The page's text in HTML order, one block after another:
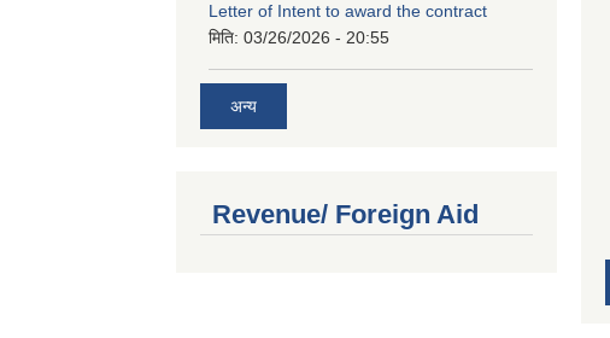
Letter of Intent to award the contract
मिति: 03/26/2026 - 20:55
अन्य
Revenue/ Foreign Aid